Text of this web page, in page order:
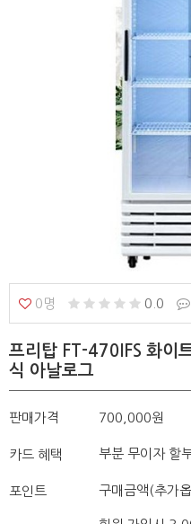
0명 0.0
프리탑 FT-470IFS 화이
식 아날로그
판매가격 700,000원
카드 혜택 부분 무이자 할
포인트 구매금액(추가